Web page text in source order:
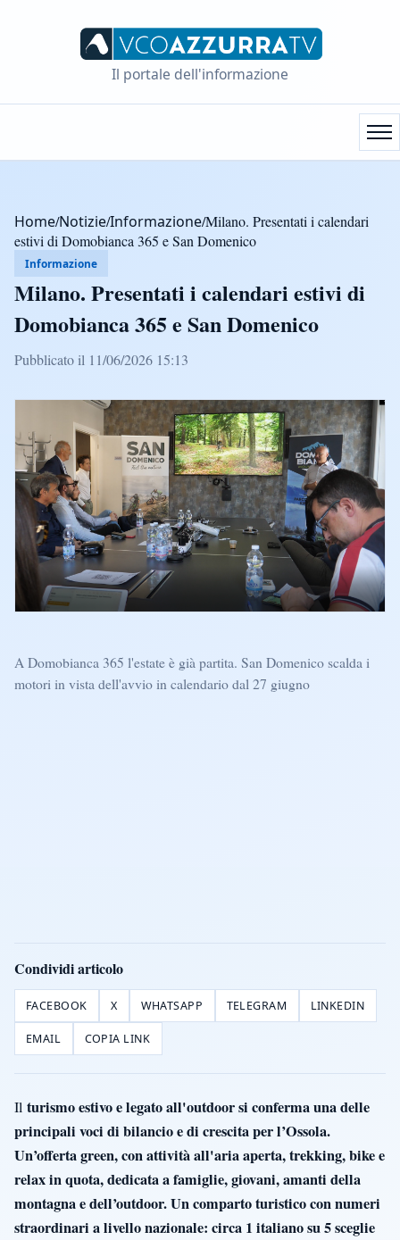
Il portale dell'informazione
Home/Notizie/Informazione/Milano. Presentati i calendari
estivi di Domobianca 365 e San Domenico
Informazione
Milano. Presentati i calendari estivi di
Domobianca 365 e San Domenico
Pubblicato il 11/06/2026 15:13
A Domobianca 365 l'estate è già partita. San Domenico scalda i
motori in vista dell'avvio in calendario dal 27 giugno
Condividi articolo
FACEBOOK X WHATSAPP TELEGRAM LINKEDIN
EMAIL COPIA LINK
Il turismo estivo e legato all'outdoor si conferma una delle
principali voci di bilancio e di crescita per l’Ossola.
Un’offerta green, con attività all'aria aperta, trekking, bike e
relax in quota, dedicata a famiglie, giovani, amanti della
montagna e dell’outdoor. Un comparto turistico con numeri
straordinari a livello nazionale: circa 1 italiano su 5 sceglie